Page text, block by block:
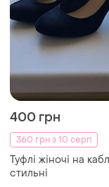
400 грн
360 грн з 10 серп
Туфлі жіночі на
стильні